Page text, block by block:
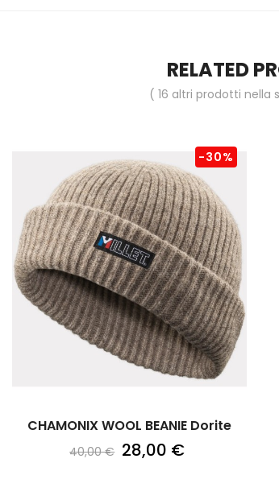
RELATED
( 16 altri prodotti nella
CHAMONIX WOOL BEANIE Dorite
40,00 €
-30%
28,00 €